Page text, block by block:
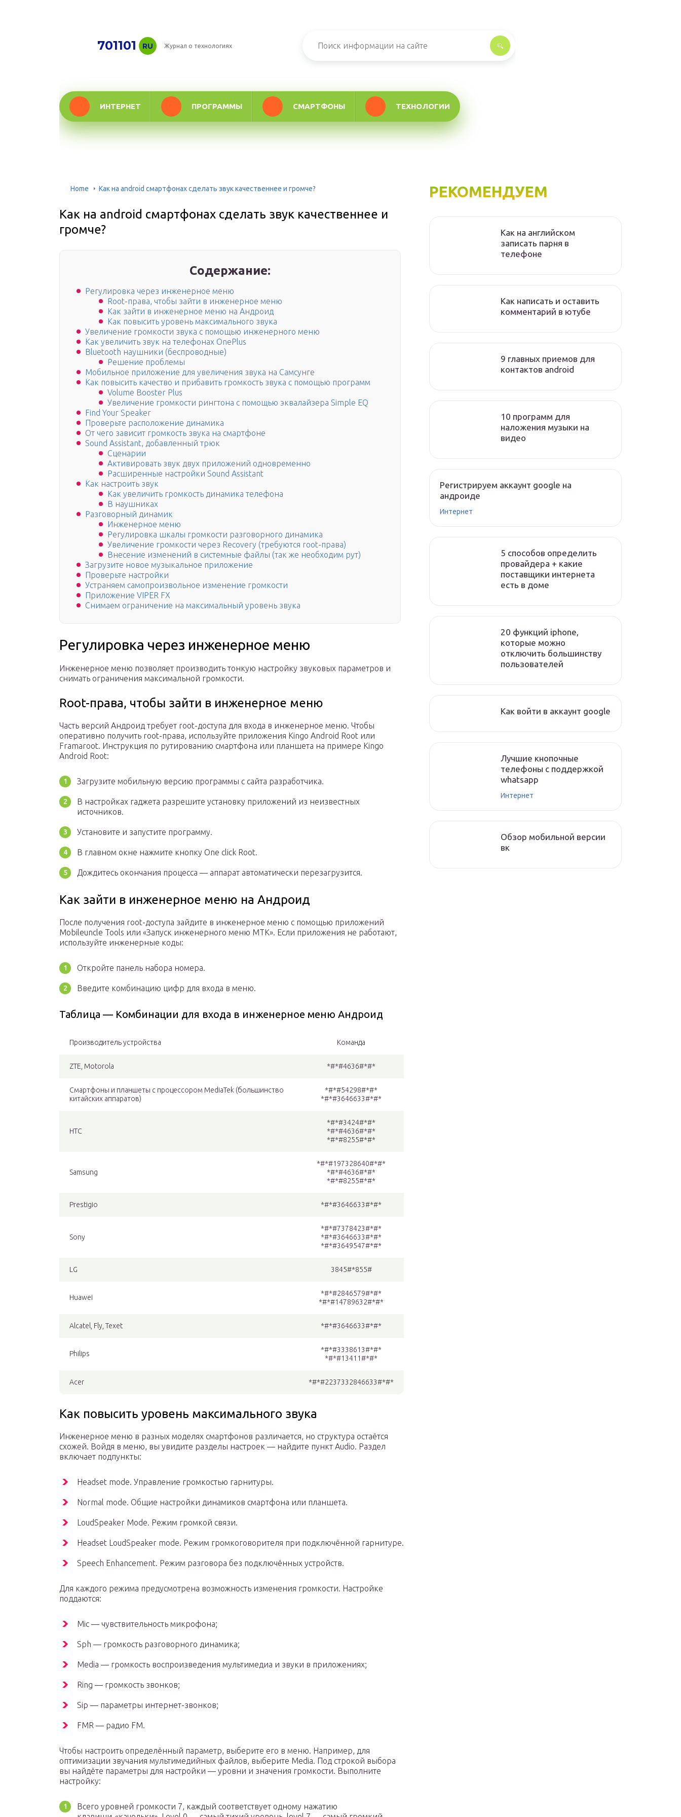
701101 RU Журнал о технологиях
ИНТЕРНЕТ ПРОГРАММЫ СМАРТФОНЫ ТЕХНОЛОГИИ
Home Как на android смартфонах сделать звук качественнее и громче?
Как на android смартфонах сделать звук качественнее и
громче?
Содержание:
Регулировка через инженерное меню
Root-права, чтобы зайти в инженерное меню
Как зайти в инженерное меню на Андроид
Как повысить уровень максимального звука
Увеличение громкости звука с помощью инженерного меню
Как увеличить звук на телефонах OnePlus
Bluetooth наушники (беспроводные)
Решение проблемы
Мобильное приложение для увеличения звука на Самсунге
Как повысить качество и прибавить громкость звука с помощью программ
Volume Booster Plus
Увеличение громкости рингтона с помощью эквалайзера Simple EQ
Find Your Speaker
Проверьте расположение динамика
От чего зависит громкость звука на смартфоне
Sound Assistant, добавленный трюк
Сценарии
Активировать звук двух приложений одновременно
Расширенные настройки Sound Assistant
Как настроить звук
Как увеличить громкость динамика телефона
В наушниках
Разговорный динамик
Инженерное меню
Регулировка шкалы громкости разговорного динамика
Увеличение громкости через Recovery (требуются root-права)
Внесение изменений в системные файлы (так же необходим рут)
Загрузите новое музыкальное приложение
Проверьте настройки
Устраняем самопроизвольное изменение громкости
Приложение VIPER FX
Снимаем ограничение на максимальный уровень звука
Регулировка через инженерное меню
Инженерное меню позволяет производить тонкую настройку звуковых параметров и
снимать ограничения максимальной громкости.
Root-права, чтобы зайти в инженерное меню
Часть версий Андроид требует root-доступа для входа в инженерное меню. Чтобы
оперативно получить root-права, используйте приложения Kingo Android Root или
Framaroot. Инструкция по рутированию смартфона или планшета на примере Kingo
Android Root:
Загрузите мобильную версию программы с сайта разработчика.
В настройках гаджета разрешите установку приложений из неизвестных
источников.
Установите и запустите программу.
В главном окне нажмите кнопку One click Root.
Дождитесь окончания процесса — аппарат автоматически перезагрузится.
Как зайти в инженерное меню на Андроид
После получения root-доступа зайдите в инженерное меню с помощью приложений
Mobileuncle Tools или «Запуск инженерного меню МТК». Если приложения не работают,
используйте инженерные коды:
Откройте панель набора номера.
Введите комбинацию цифр для входа в меню.
Таблица — Комбинации для входа в инженерное меню Андроид
Производитель устройства Команда
ZTE, Motorola *#*#4636#*#*
Смартфоны и планшеты с процессором MediaTek (большинство
китайских аппаратов)
*#*#54298#*#*
*#*#3646633#*#*
HTC
*#*#3424#*#*
*#*#4636#*#*
*#*#8255#*#*
Samsung
*#*#197328640#*#*
*#*#4636#*#*
*#*#8255#*#*
Prestigio *#*#3646633#*#*
Sony
*#*#7378423#*#*
*#*#3646633#*#*
*#*#3649547#*#*
LG 3845#*855#
Huawei
*#*#2846579#*#*
*#*#14789632#*#*
Alcatel, Fly, Texet *#*#3646633#*#*
Philips
*#*#3338613#*#*
*#*#13411#*#*
Acer *#*#2237332846633#*#*
Как повысить уровень максимального звука
Инженерное меню в разных моделях смартфонов различается, но структура остаётся
схожей. Войдя в меню, вы увидите разделы настроек — найдите пункт Audio. Раздел
включает подпункты:
Headset mode. Управление громкостью гарнитуры.
Normal mode. Общие настройки динамиков смартфона или планшета.
LoudSpeaker Mode. Режим громкой связи.
Headset LoudSpeaker mode. Режим громкоговорителя при подключённой гарнитуре.
Speech Enhancement. Режим разговора без подключённых устройств.
Для каждого режима предусмотрена возможность изменения громкости. Настройке
поддаются:
Mic — чувствительность микрофона;
Sph — громкость разговорного динамика;
Media — громкость воспроизведения мультимедиа и звуки в приложениях;
Ring — громкость звонков;
Sip — параметры интернет-звонков;
FMR — радио FM.
Чтобы настроить определённый параметр, выберите его в меню. Например, для
оптимизации звучания мультимедийных файлов, выберите Media. Под строкой выбора
вы найдёте параметры для настройки — уровни и значения громкости. Выполните
настройку:
Всего уровней громкости 7, каждый соответствует одному нажатию
РЕКОМЕНДУЕМ
Как на английском
записать парня в
телефоне
Как написать и оставить
комментарий в ютубе
9 главных приемов для
контактов android
10 программ для
наложения музыки на
видео
Регистрируем аккаунт google на
андроиде
Интернет
5 способов определить
провайдера + какие
поставщики интернета
есть в доме
20 функций iphone,
которые можно
отключить большинству
пользователей
Как войти в аккаунт google
Лучшие кнопочные
телефоны с поддержкой
whatsapp
Интернет
Обзор мобильной версии
вк